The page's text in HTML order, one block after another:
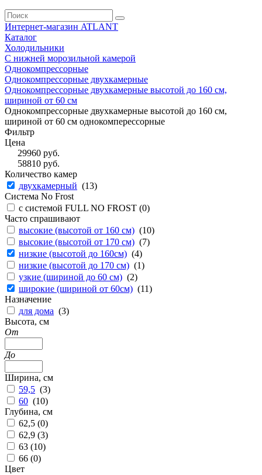
Интернет-магазин ATLANT
Каталог
Холодильники
С нижней морозильной камерой
Однокомпрессорные
Однокомпрессорные двухкамерные
Однокомпрессорные двухкамерные высотой до 160 см,
шириной от 60 см
Однокомпрессорные двухкамерные высотой до 160 см,
шириной от 60 см однокомперессорные
Фильтр
Цена
29960руб.
58810руб.
Количество камер
двухкамерный (13)
Система No Frost
с системой FULL NO FROST (0)
Часто спрашивают
высокие (высотой от 160 см) (10)
высокие (высотой от 170 см) (7)
низкие (высотой до 160см) (4)
низкие (высотой до 170 см) (1)
узкие (шириной до 60 см) (2)
широкие (шириной от 60см) (11)
Назначение
для дома (3)
Высота, см
От
До
Ширина, см
59,5 (3)
60 (10)
Глубина, см
62,5 (0)
62,9 (3)
63 (10)
66 (0)
Цвет